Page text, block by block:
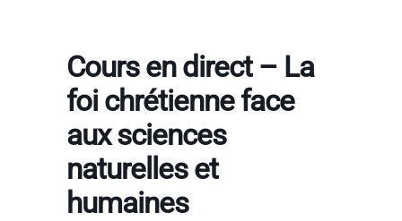
Cours en direct – La
foi chrétienne face
aux sciences
naturelles et
humaines